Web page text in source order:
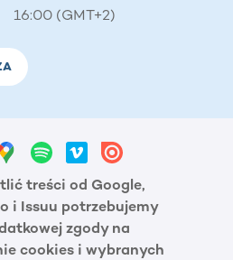
16:00 (GMT+2)
treści od Google,
i Issuu potrzebujemy
zgody na
cookies i wybranych